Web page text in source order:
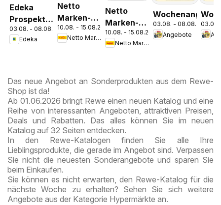
Edeka
Prospekt
Parchim
03.08. - 08.08.2026
Edeka
Netto
Marken-
Discount
Prospekt
10.08. - 15.08.2026
Netto Marken-Discount
Netto
Marken-
Discount
Prospekt
10.08. - 15.08.2026
Netto Marken-Discount
03.08. - 08.08.2026
Angebote
03.08.
Das neue Angebot an Sonderprodukten aus dem Rewe-
Shop ist da!
Ab 01.06.2026 bringt Rewe einen neuen Katalog und eine
Reihe von interessanten Angeboten, attraktiven Preisen,
Deals und Rabatten. Das alles können Sie im neuen
Katalog auf 32 Seiten entdecken.
In den Rewe-Katalogen finden Sie alle Ihre
Lieblingsprodukte, die gerade im Angebot sind. Verpassen
Sie nicht die neuesten Sonderangebote und sparen Sie
beim Einkaufen.
Sie können es nicht erwarten, den Rewe-Katalog für die
nächste Woche zu erhalten? Sehen Sie sich weitere
Angebote aus der Kategorie Hypermärkte an.